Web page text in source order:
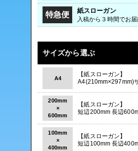
特急便 紙スローガン
入稿から３時間でお届
サイズから選ぶ
A4
【紙スローガン】
A4(210mm×297mm)
200mm
×
600mm
【紙スローガン】
短辺200mm 長辺
100mm
×
400mm
【紙スローガン】
短辺100mm 長辺